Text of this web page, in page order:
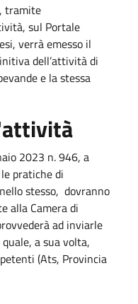
tramite
sul Portale
verrà emesso il
dell’attività di
e la stessa
2023 n. 946, a
pratiche di
stesso, dovranno
alla Camera di
ad inviarle
a sua volta,
(Ats, Provincia